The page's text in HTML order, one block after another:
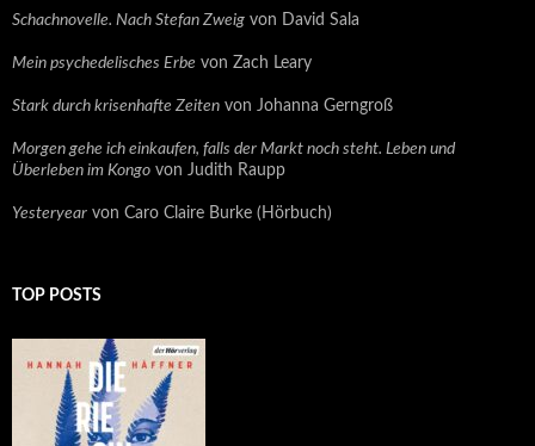
Schachnovelle. Nach Stefan Zweig von David Sala
Mein psychedelisches Erbe von Zach Leary
Stark durch krisenhafte Zeiten von Johanna Gerngroß
Morgen gehe ich einkaufen, falls der Markt noch steht. Leben und
Überleben im Kongo von Judith Raupp
Yesteryear von Caro Claire Burke (Hörbuch)
TOP POSTS